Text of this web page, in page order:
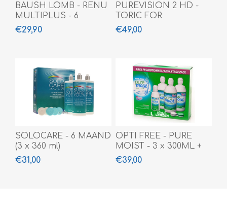
BAUSH LOMB - RENU
MULTIPLUS - 6
MAAND (3x360ml+60ml)
€29,90
PUREVISION 2 HD -
TORIC FOR
ASTIGMASTISM - 6
PACK
€49,00
SOLOCARE - 6 MAAND
(3 x 360 ml)
€31,00
OPTI FREE - PURE
MOIST - 3 x 300ML +
90 ML
€39,00